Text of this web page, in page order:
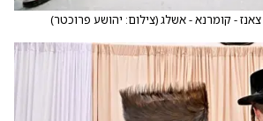
- קומרנא - אשלג(צילום: יהושע פרוכטר)